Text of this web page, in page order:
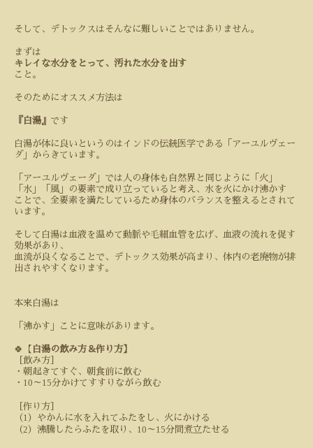
そして、デトックスはそんなに難しいことではありません。
まずは
キレイな水分をとって、汚れた水分を出す
こと。
そのためにオススメ方法は
『白湯』 です
白湯が体に良いというのはインドの伝統医学である「アーユルヴェー
ダ」からきています。
「アーユルヴェーダ」では人の身体も自然界と同じように「火」
「水」「風」の要素で成り立っていると考え、水を火にかけ沸かす
ことで、全要素を満たしているため身体のバランスを整えるとされて
います。
そして白湯は血液を温めて動脈や毛細血管を広げ、血液の流れを促す
効果があり、
血流が良くなることで、デトックス効果が高まり、体内の老廃物が排
出されやすくなります。
本来白湯は
「沸かす」ことに意味があります。
🍀 【 白湯の飲み方＆作り方】
［飲み方］
・朝起きてすぐ、朝食前に飲む
・ 10 ～15分かけてすすりながら飲む
［作り方］
（ 1 ）やかんに水を入れてふたをし、火にかける
（2 ）沸騰したらふたを取り、 10 ～15分間煮立たせる